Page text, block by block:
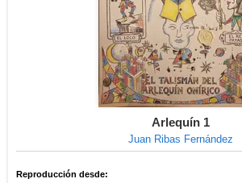
Arlequín 1
Juan Ribas Fernández
Reproducción desde: